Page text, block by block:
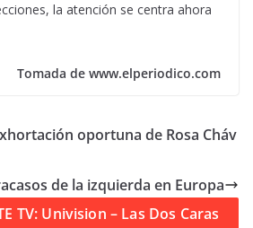
la atención se centra ahora
Tomada de www.elperiodico.com
oportuna de Rosa Cháv
de la izquierda en Europa
TV: Univision – Las Dos Caras